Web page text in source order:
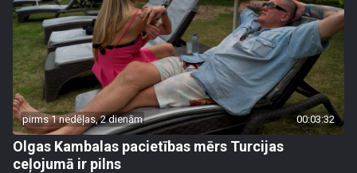
pirms 1 nedēļas, 2 dienām 00:03:32
Olgas Kambalas pacietības mērs Turcijas
ceļojumā ir pilns